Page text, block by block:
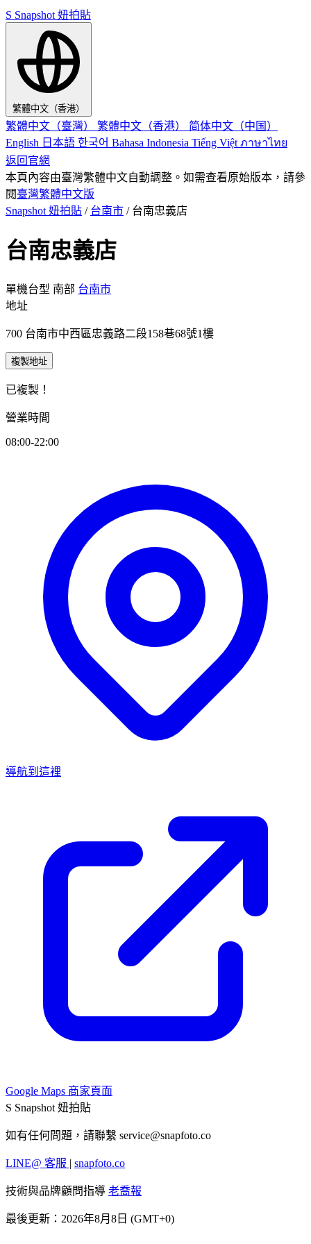
S Snapshot 妞拍貼
繁體中文（香港）
繁體中文（臺灣） 繁體中文（香港） 简体中文（中国）
English 日本語 한국어 Bahasa Indonesia Tiếng Việt ภาษาไทย
返回官網
本頁內容由臺灣繁體中文自動調整。如需查看原始版本，請參
閱臺灣繁體中文版
Snapshot 妞拍貼 / 台南市 / 台南忠義店
台南忠義店
單機台型 南部 台南市
地址
700 台南市中西區忠義路二段158巷68號1樓
複製地址
已複製！
營業時間
08:00-22:00
導航到這裡
Google Maps 商家頁面
S Snapshot 妞拍貼
如有任何問題，請聯繫 service@snapfoto.co
LINE@ 客服 | snapfoto.co
技術與品牌顧問指導 老喬報
最後更新：2026年8月8日 (GMT+0)